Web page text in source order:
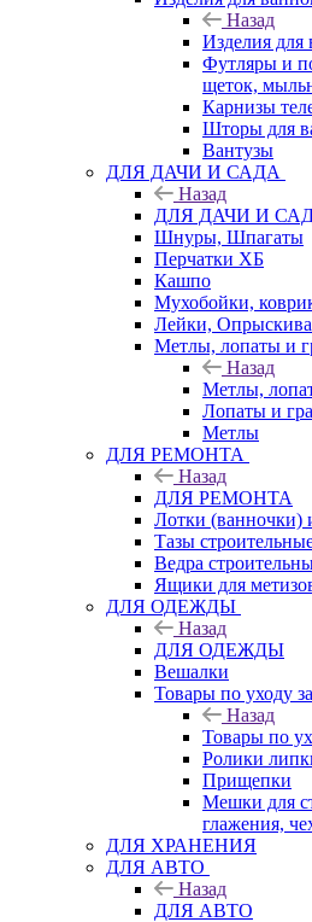
Назад
Изделия для
Футляры и
щеток,
Карнизы
Шторы для
Вантузы
ДЛЯ ДАЧИ И САДА
Назад
ДЛЯ ДАЧИ И
Шнуры, Шпагаты
Перчатки ХБ
Кашпо
Мухобойки,
Лейки,
Метлы, лопаты и
Назад
Метлы,
Лопаты и
Метлы
ДЛЯ РЕМОНТА
Назад
ДЛЯ РЕМОНТА
Лотки (ванночки)
Тазы
Ведра
Ящики для
ДЛЯ ОДЕЖДЫ
Назад
ДЛЯ ОДЕЖДЫ
Вешалки
Товары по уходу
Назад
Товары по
Ролики
Прищепки
Мешки для
глажения,
ДЛЯ ХРАНЕНИЯ
ДЛЯ АВТО
Назад
ДЛЯ АВТО